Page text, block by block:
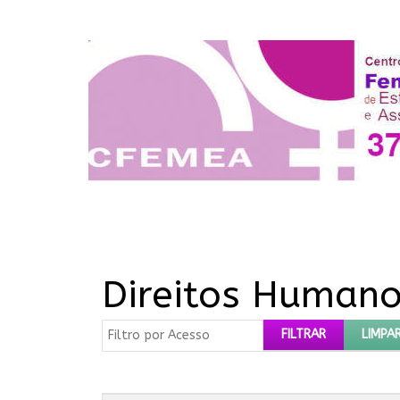
Direitos
Filtro por Acesso FILTRAR